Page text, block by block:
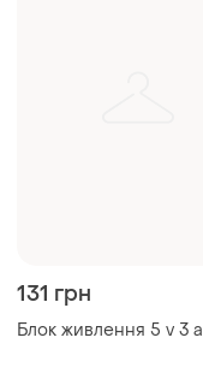
131 грн
Блок живлення 5 v 3 a